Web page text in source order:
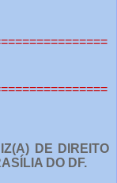
DE DIREITO
DO DF.